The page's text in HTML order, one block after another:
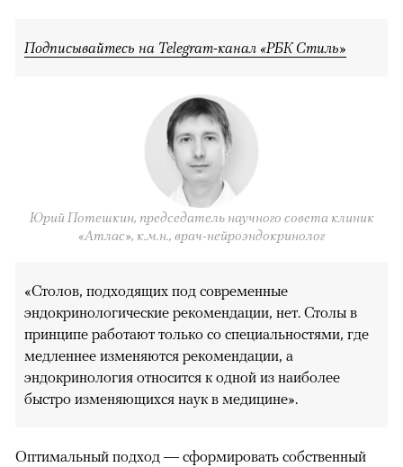
Подписывайтесь на Telegram-канал «РБК Стиль»
Юрий Потешкин, председатель научного совета клиник
«Атлас», к.м.н., врач-нейроэндокринолог
«Столов, подходящих под современные
эндокринологические рекомендации, нет. Столы в
принципе работают только со специальностями, где
медленнее изменяются рекомендации, а
эндокринология относится к одной из наиболее
быстро изменяющихся наук в медицине».
Оптимальный подход — сформировать собственный